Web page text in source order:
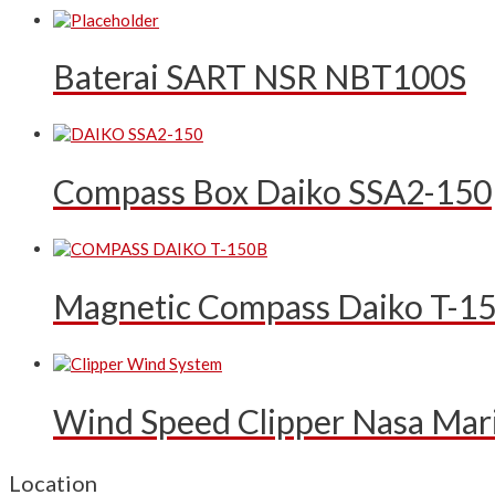
Baterai SART NSR NBT100S
Compass Box Daiko SSA2-150
Magnetic Compass Daiko T-
Wind Speed Clipper Nasa
Location